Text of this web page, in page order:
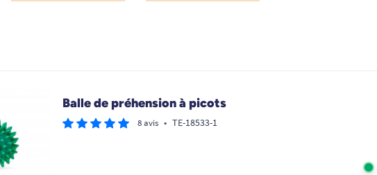
Balle de préhension à picots
8 avis • TE-18533-1